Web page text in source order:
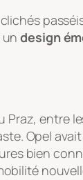
undesign
Praz, entre
Opel
bien